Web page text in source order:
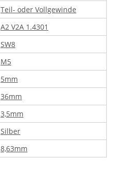
Teil- oder Vollgewinde
A2 V2A 1.4301
SW8
M5
5mm
36mm
3,5mm
Silber
8,63mm